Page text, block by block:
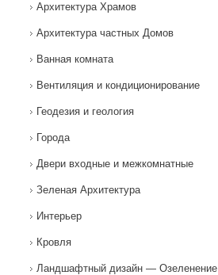
Архитектура Храмов
Архитектура частных Домов
Ванная комната
Вентиляция и кондиционирование
Геодезия и геология
Города
Двери входные и межкомнатные
Зеленая Архитектура
Интерьер
Кровля
Ландшафтный дизайн — Озеленение‎